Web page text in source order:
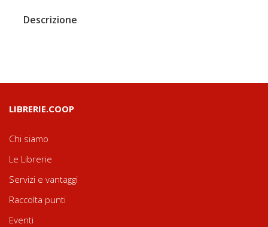
Descrizione
LIBRERIE.COOP
Chi siamo
Le Librerie
Servizi e vantaggi
Raccolta punti
Eventi